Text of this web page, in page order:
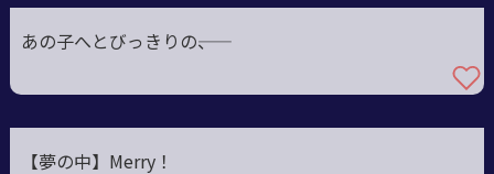
あの子へとびっきりの――、
【夢の中】Merry！